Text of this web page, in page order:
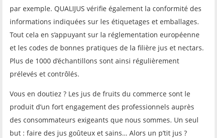
par exemple. QUALIJUS vérifie également la conformité des
informations indiquées sur les étiquetages et emballages.
Tout cela en s’appuyant sur la réglementation européenne
et les codes de bonnes pratiques de la filière jus et nectars.
Plus de 1000 d’échantillons sont ainsi régulièrement
prélevés et contrôlés.
Vous en doutiez ? Les jus de fruits du commerce sont le
produit d’un fort engagement des professionnels auprès
des consommateurs exigeants que nous sommes. Un seul
but : faire des jus goûteux et sains… Alors un p’tit jus ?